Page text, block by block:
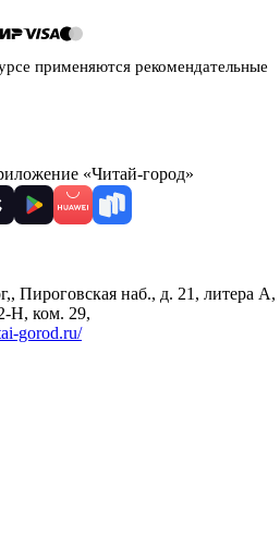
применяются рекомендательные
«Читай-город»
, Пироговская наб., д. 21, литера А,
Н, ком. 29,
gorod.ru/